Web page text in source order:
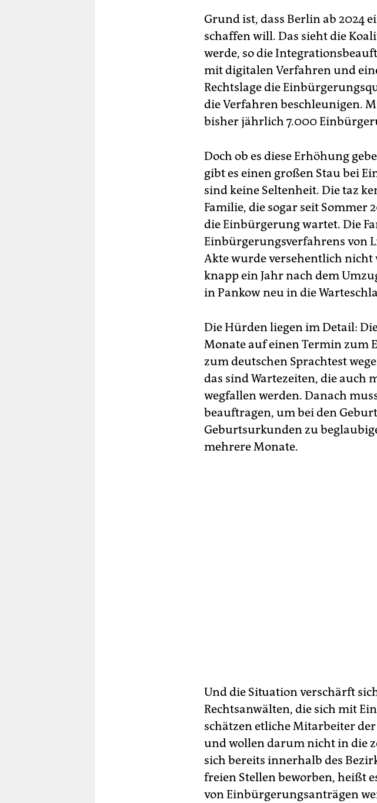
Grund ist, dass Berlin ab 2024
schaffen will. Das sieht die
werde, so die
mit digitalen Verfahren und
Rechtslage die
die Verfahren beschleunigen.
bisher jährlich 7.000
Doch ob es diese Erhöhung
gibt es einen großen Stau bei
sind keine Seltenheit. Die taz
Familie, die sogar seit Sommer
die Einbürgerung wartet. Die
Einbürgerungsverfahrens von
Akte wurde versehentlich
knapp ein Jahr nach dem
in Pankow neu in die
Die Hürden liegen im Detail:
Monate auf einen Termin zum
zum deutschen Sprachtest
das sind Wartezeiten, die auch
wegfallen werden. Danach
beauftragen, um bei den
Geburtsurkunden zu
mehrere Monate.
Und die Situation verschärft
Rechtsanwälten, die sich mit
schätzen etliche Mitarbeiter
und wollen darum nicht in die
sich bereits innerhalb des
freien Stellen beworben, heißt
von Einbürgerungsanträgen